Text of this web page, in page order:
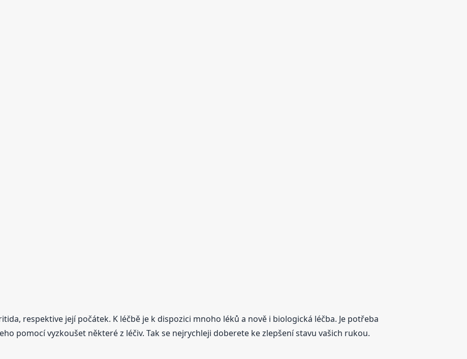
respektive její počátek. K léčbě je k dispozici mnoho léků a nově i biologická léčba. Je potřeba
pomocí vyzkoušet některé z léčiv. Tak se nejrychleji doberete ke zlepšení stavu vašich rukou.